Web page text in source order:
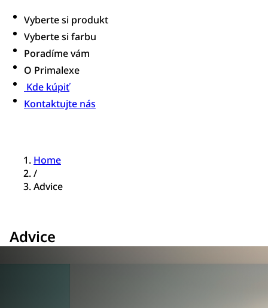
Vyberte si produkt
Vyberte si farbu
Poradíme vám
O Primalexe
Kde kúpiť
Kontaktujte nás
Home
/
Advice
Advice